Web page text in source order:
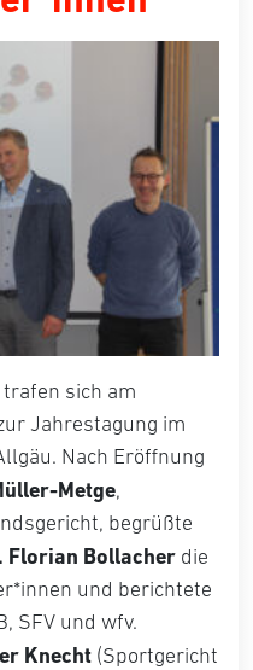
sich am
Jahrestagung im
Nach Eröffnung
Metge,
begrüßte
Florian Bollacher die
und berichtete
SFV und wfv.
Knecht (Sportgericht